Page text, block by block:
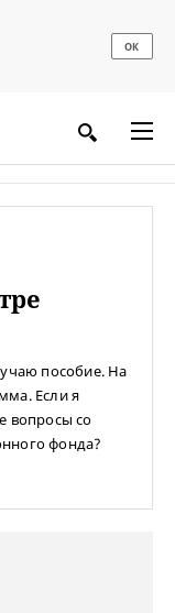
ОК
пособие. На
Если я
вопросы со
фонда?